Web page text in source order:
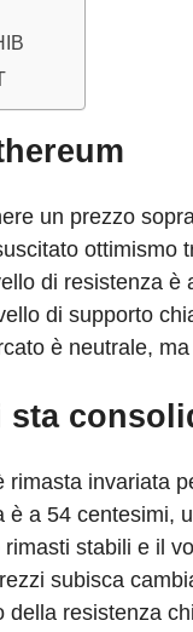
un prezzo
ottimismo
di resistenza
di supporto
è neutrale,
sta
rimasta invariata
è a 54
stabili e il
subisca
resistenza